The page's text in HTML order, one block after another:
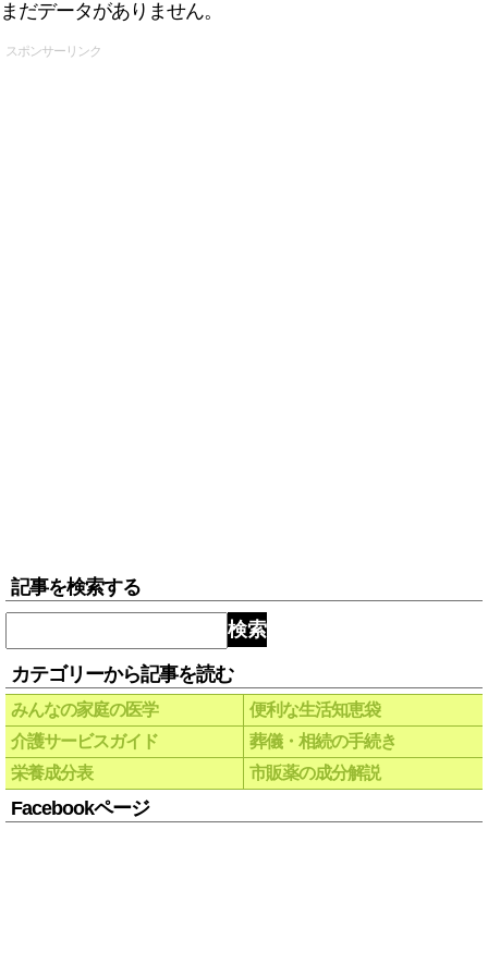
まだデータがありません。
スポンサーリンク
記事を検索する
検索
カテゴリーから記事を読む
みんなの家庭の医学
便利な生活知恵袋
介護サービスガイド
葬儀・相続の手続き
栄養成分表
市販薬の成分解説
Facebookページ